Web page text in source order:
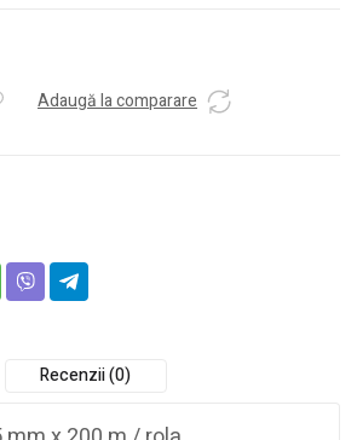
Adaugă la comparare
Recenzii (0)